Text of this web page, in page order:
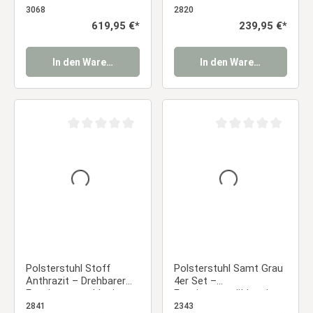
Esszimmerstühle mit
Metallgestell Essstuhl
3068
Regulärer Preis:
619,95 €*
In den Warenkorb
Holzoptik-Gestell
2820
Regulärer Preis:
239,95 €*
In den Warenkorb
Polsterstuhl Stoff
Anthrazit – Drehbarer
Esszimmerstuhl mit
Armlehnen &
2841
Polsterstuhl Samt Grau
4er Set –
Esszimmerstühle mit
Armlehnen &
2343